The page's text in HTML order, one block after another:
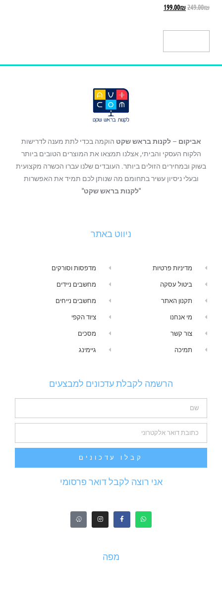
249.00₪
199.00₪
אביקום –לקנות בראש שקט הוקמה בכדי לתת מענה לדרישות
הלקוח העסקי והביתי, אצלנו תמצאו את המוצרים הטובים ביותר
בשוק ובמחירים הזולים ביותר. העובדים שלנו עברו הכשרה מקצועית
ובעלי ניסיון עשיר בתחומם מה שנותן לכם תמיד את האפשרות
"לקנות בראש שקט"
ניווט באתר
מדיניות פרטיות
ביטול עסקה
תקנון האתר
מי אנחנו
צור קשר
תמיכה
מדפסות וסורקים
מחשבים ניידים
מחשבים נייחים
ציוד הקפי
מסכים
גיימינג
הרשמה לקבלת עדכונים למבצעים
קבלו עדכונים
אני רוצה לקבל דואר פרסומי
מפה